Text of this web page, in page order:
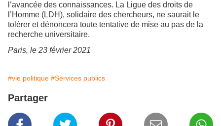
l’avancée des connaissances. La Ligue des droits de
l’Homme (LDH), solidaire des chercheurs, ne saurait le
tolérer et dénoncera toute tentative de mise au pas de la
recherche universitaire.
Paris, le 23 février 2021
#vie politique #Services publics
Partager